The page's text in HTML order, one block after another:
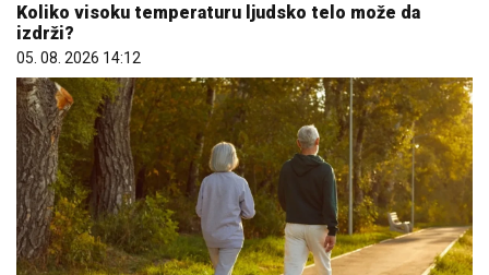
Koliko visoku temperaturu ljudsko telo može da
izdrži?
05. 08. 2026 14:12